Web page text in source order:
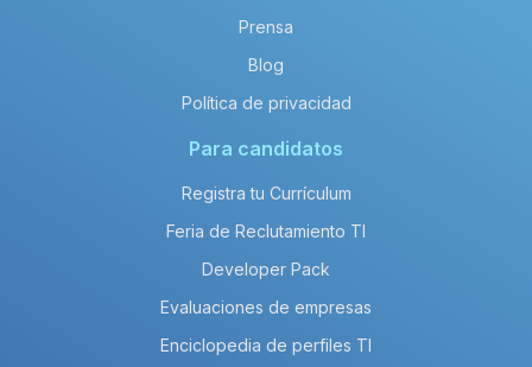
Prensa
Blog
Política de privacidad
Para candidatos
Registra tu Currículum
Feria de Reclutamiento TI
Developer Pack
Evaluaciones de empresas
Enciclopedia de perfiles TI